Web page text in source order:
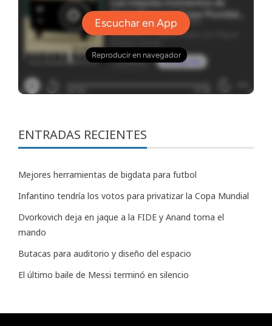
ENTRADAS RECIENTES
Mejores herramientas de bigdata para futbol
Infantino tendría los votos para privatizar la Copa Mundial
Dvorkovich deja en jaque a la FIDE y Anand toma el
mando
Butacas para auditorio y diseño del espacio
El último baile de Messi terminó en silencio